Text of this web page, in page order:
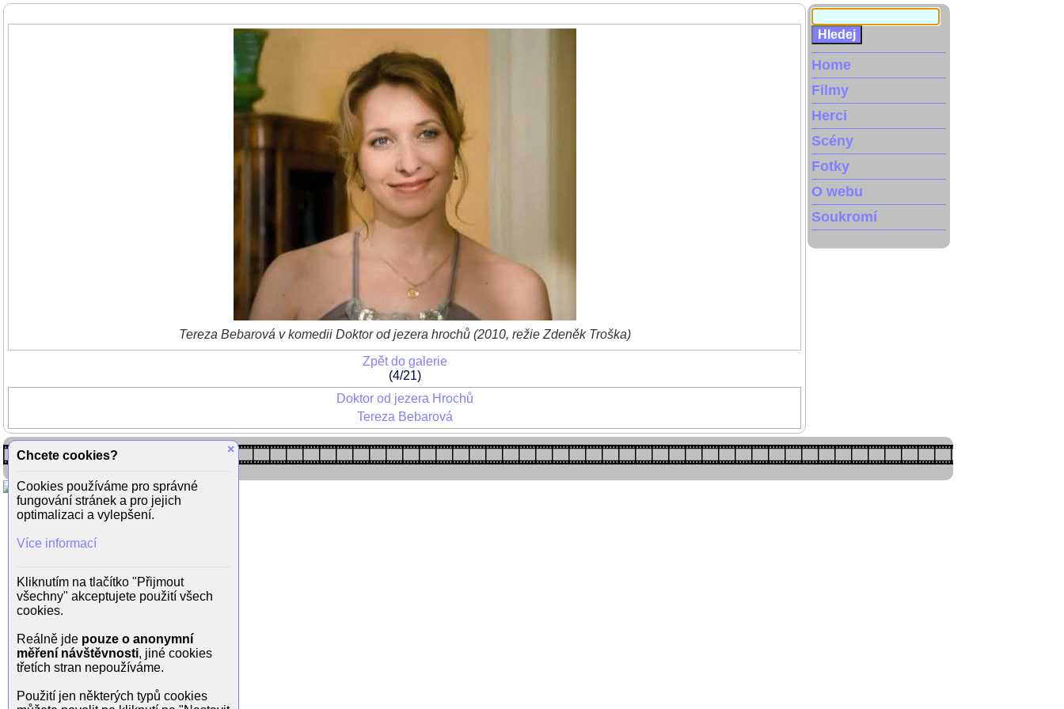
Tereza Bebarová v komedii Doktor od jezera hrochů (2010, režie Zdeněk Troška)
Zpět do galerie
(4/21)
Doktor od jezera Hrochů
Tereza Bebarová
Home
Filmy
Herci
Scény
Fotky
O webu
Soukromí
×
Chcete cookies?
Cookies používáme pro správné
fungování stránek a pro jejich
optimalizaci a vylepšení.
Více informací
Kliknutím na tlačítko "Přijmout
všechny" akceptujete použití všech
cookies.
Reálně jde pouze o anonymní
měření návštěvnosti, jiné cookies
třetích stran nepoužíváme.
Použití jen některých typů cookies